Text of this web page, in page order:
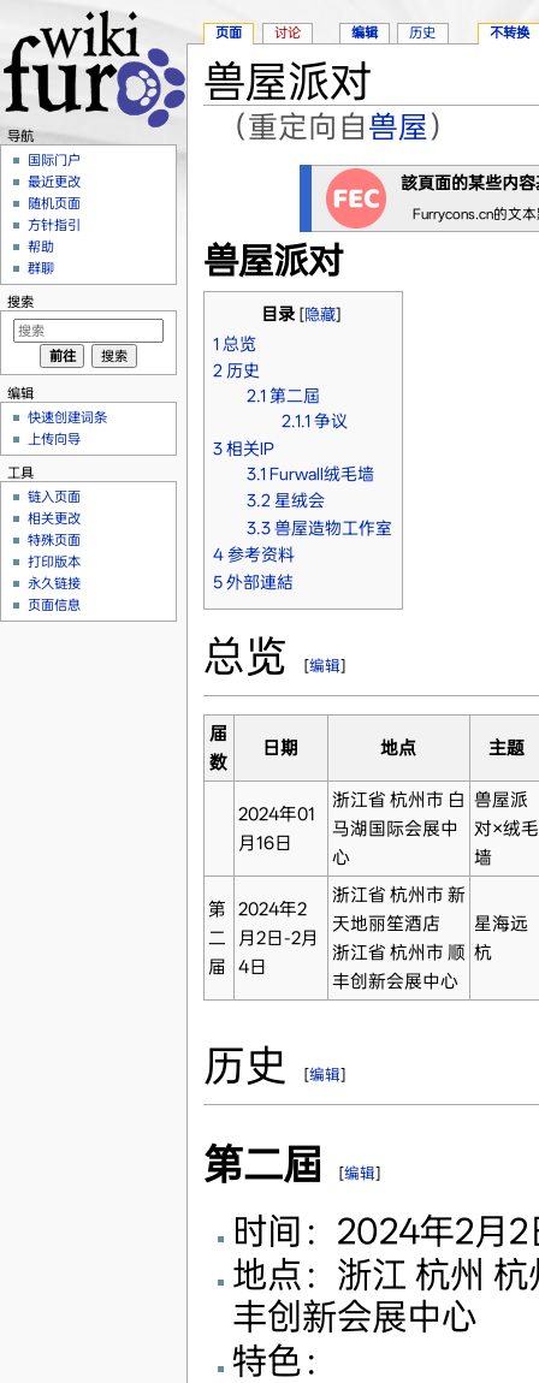
兽屋派对
（重定向自兽屋）
該頁面的某些内
Furrycons.cn的文
兽屋派对
目录[隐藏]
1 总览
2 历史
2.1 第二屆
2.1.1 争议
3 相关IP
3.1 Furwall绒毛墙
3.2 星绒会
3.3兽屋造物工作室
4 参考资料
5 外部連結
总览 [编辑]
届
数
日期 地点 主题
2024年01
月16日
浙江省 杭州市 白
马湖国际会展中
心
兽屋派
对×绒毛
墙
第
二
届
2024年2
月2日-2月
4日
浙江省 杭州市 新
天地丽笙酒店
浙江省 杭州市 顺
丰创新会展中心
星海远
杭
历史 [编辑]
第二屆 [编辑]
时间：2024年2月
地点：浙江 杭州
丰创新会展中心
特色：
页面 讨论 编辑 历史 不转换
导航
国际门户
最近更改
随机页面
方针指引
帮助
群聊
搜索
编辑
快速创建词条
上传向导
工具
链入页面
相关更改
特殊页面
打印版本
永久链接
页面信息